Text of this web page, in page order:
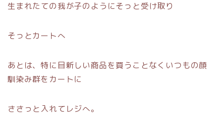
生まれたての我が子のようにそっと受け取り
そっとカートへ
あとは、特に目新しい商品を買うことなくいつもの顔
馴染み群をカートに
ささっと入れてレジへ。